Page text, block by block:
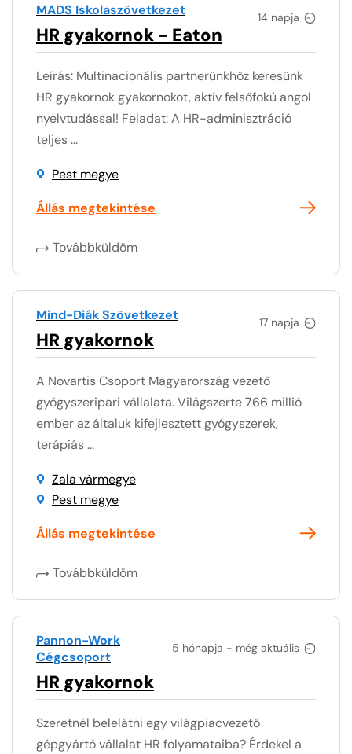
14 napja
MADS Iskolaszövetkezet
HR gyakornok - Eaton
Leírás: Multinacionális partnerünkhöz keresünk
HR gyakornok gyakornokot, aktív felsőfokú angol
nyelvtudással! Feladat: A HR-adminisztráció
teljes ...
Pest megye
Állás megtekintése
Továbbküldöm
17 napja
Mind-Diák Szövetkezet
HR gyakornok
A Novartis Csoport Magyarország vezető
gyógyszeripari vállalata. Világszerte 766 millió
ember az általuk kifejlesztett gyógyszerek,
terápiás ...
Zala vármegye
Pest megye
Állás megtekintése
Továbbküldöm
5 hónapja - még aktuális
Pannon-Work
Cégcsoport
HR gyakornok
Szeretnél belelátni egy világpiacvezető
gépgyártó vállalat HR folyamataiba? Érdekel a